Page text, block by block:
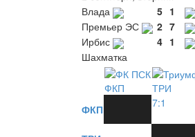
Влада
5 1
Премьер ЭС
2 7
Ирбис
4 1
Шахматка
ФКП ТРИ
ФКП
7:1